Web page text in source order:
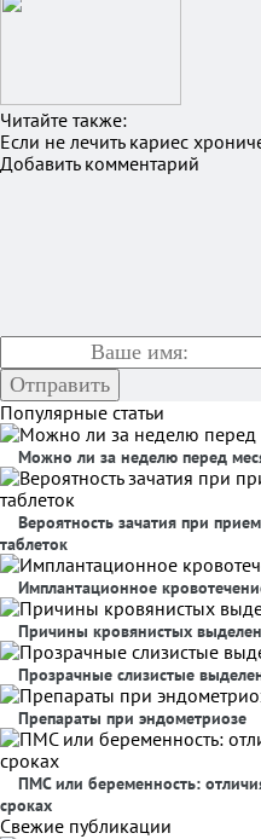
Читайте также:
Если не лечить кариес
Добавить комментарий
Популярные статьи
Можно ли за неделю перед
Вероятность зачатия при
таблеток
Имплантационное
Причины кровянистых
Прозрачные слизистые
Препараты при эндометриозе
ПМС или беременность:
сроках
Свежие публикации